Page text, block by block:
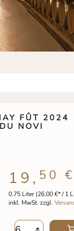
FÛT 2024
NOVI
0.75 Liter(26,00 €* / 1
inkl. MwSt. zzgl.
19, 50 €